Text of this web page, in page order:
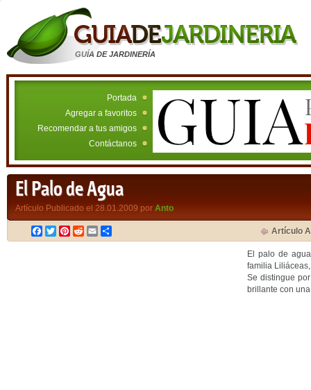
GUÍA DE JARDINERÍA
Portada
Agregar a favoritos
Recomendar a tus amigos
Contáctanos
El Palo de Agua
Artículo Publicado el 28.01.2009 por Anto
Facebook
TwitterPinterest
RedditEmail Artículo
El palo de
familia
Se distingue
brillante con